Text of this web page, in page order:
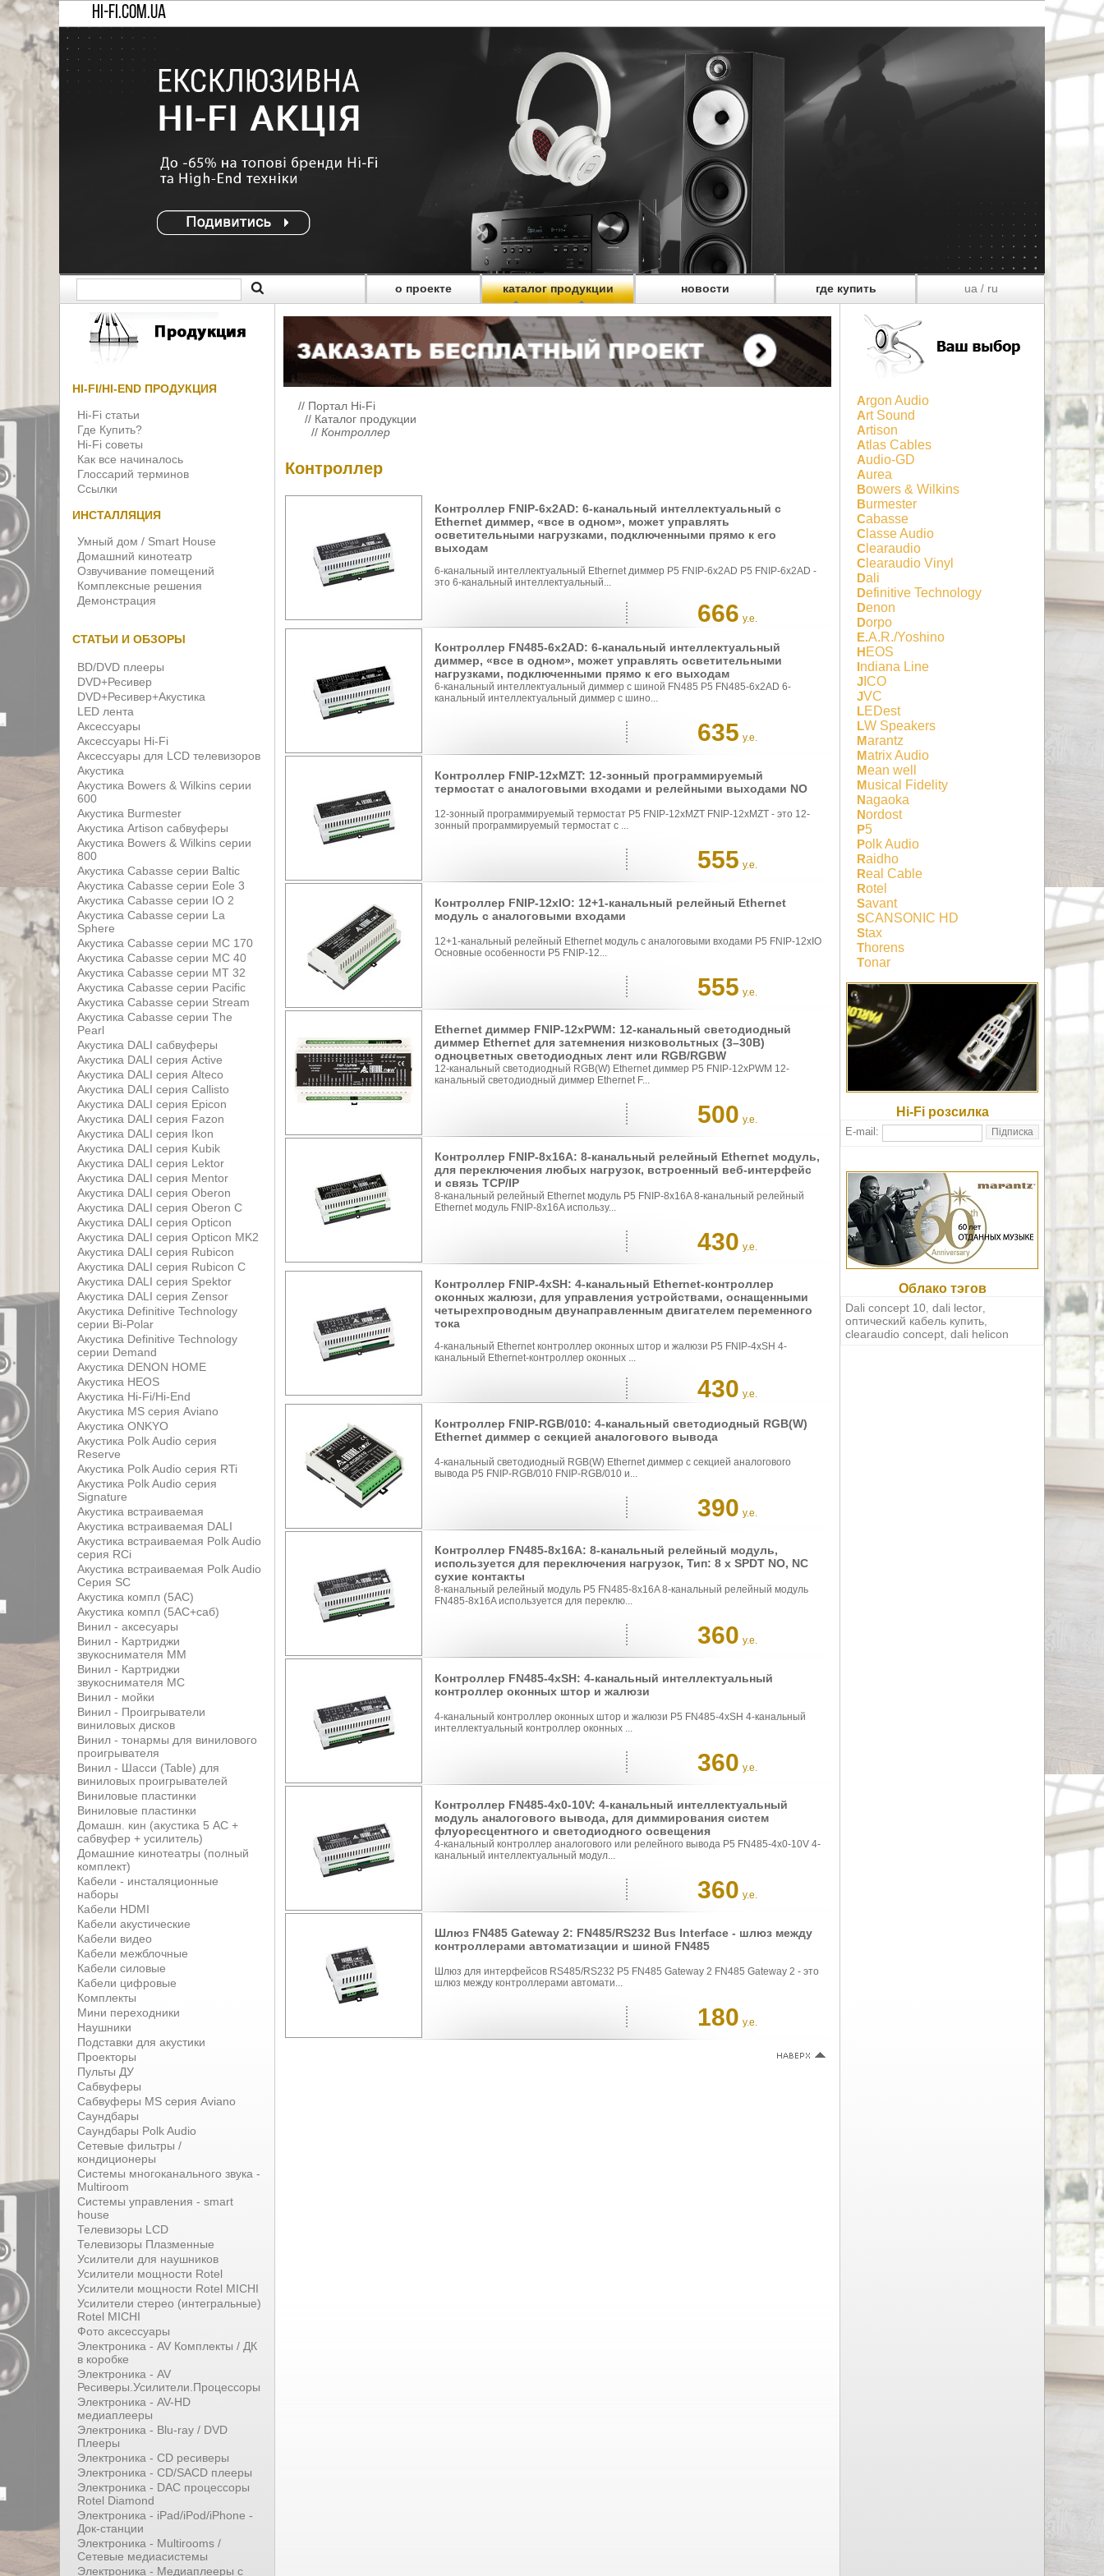
HI-FI.COM.UA
о проекте каталог продукции новости где купить ua/ ru
HI-FI/HI-END ПРОДУКЦИЯ
Hi-Fi статьи
Где Купить?
Hi-Fi советы
Как все начиналось
Глоссарий терминов
Ссылки
ИНСТАЛЛЯЦИЯ
Умный дом / Smart House
Домашний кинотеатр
Озвучивание помещений
Комплексные решения
Демонстрация
СТАТЬИ И ОБЗОРЫ
BD/DVD плееры
DVD+Ресивер
DVD+Ресивер+Акустика
LED лента
Аксессуары
Аксессуары Hi-Fi
Аксессуары для LCD телевизоров
Акустика
Акустика Bowers & Wilkins серии
600
Акустика Burmester
Акустика Artison сабвуферы
Акустика Bowers & Wilkins серии
800
Акустика Cabasse серии Baltic
Акустика Cabasse серии Eole 3
Акустика Cabasse серии IO 2
Акустика Cabasse серии La
Sphere
Акустика Cabasse серии MC 170
Акустика Cabasse серии MC 40
Акустика Cabasse серии MT 32
Акустика Cabasse серии Pacific
Акустика Cabasse серии Stream
Акустика Cabasse серии The
Pearl
Акустика DALI сабвуферы
Акустика DALI серия Active
Акустика DALI серия Alteco
Акустика DALI серия Callisto
Акустика DALI серия Epicon
Акустика DALI серия Fazon
Акустика DALI серия Ikon
Акустика DALI серия Kubik
Акустика DALI серия Lektor
Акустика DALI серия Mentor
Акустика DALI серия Oberon
Акустика DALI серия Oberon С
Акустика DALI серия Opticon
Акустика DALI серия Opticon MK2
Акустика DALI серия Rubicon
Акустика DALI серия Rubicon С
Акустика DALI серия Spektor
Акустика DALI серия Zensor
Акустика Definitive Technology
серии Bi-Polar
Акустика Definitive Technology
серии Demand
Акустика DENON HOME
Акустика HEOS
Акустика Hi-Fi/Hi-End
Акустика MS серия Aviano
Акустика ONKYO
Акустика Polk Audio серия
Reserve
Акустика Polk Audio серия RTi
Акустика Polk Audio серия
Signature
Акустика встраиваемая
Акустика встраиваемая DALI
Акустика встраиваемая Polk Audio
серия RCi
Акустика встраиваемая Polk Audio
Серия SC
Акустика компл (5АС)
Акустика компл (5АС+саб)
Винил - аксесуары
Винил - Картриджи
звукоснимателя MM
Винил - Картриджи
звукоснимателя MС
Винил - мойки
Винил - Проигрыватели
виниловых дисков
Винил - тонармы для винилового
проигрывателя
Винил - Шасси (Table) для
виниловых проигрывателей
Виниловые пластинки
Виниловые пластинки
Домашн. кин (акустика 5 АС +
сабвуфер + усилитель)
Домашние кинотеатры (полный
комплект)
Кабели - инсталяционные
наборы
Кабели HDMI
Кабели акустические
Кабели видео
Кабели межблочные
Кабели силовые
Кабели цифровые
Комплекты
Мини переходники
Наушники
Подставки для акустики
Проекторы
Пульты ДУ
Сабвуферы
Сабвуферы MS серия Aviano
Саундбары
Саундбары Polk Audio
Сетевые фильтры /
кондиционеры
Системы многоканального звука -
Multiroom
Системы управления - smart
house
Телевизоры LCD
Телевизоры Плазменные
Усилители для наушников
Усилители мощности Rotel
Усилители мощности Rotel MICHI
Усилители стерео (интегральные)
Rotel MICHI
Фото аксессуары
Электроника - AV Комплекты / ДК
в коробке
Электроника - AV
Ресиверы.Усилители.Процессоры
Электроника - AV-HD
медиаплееры
Электроника - Blu-ray / DVD
Плееры
Электроника - CD ресиверы
Электроника - CD/SACD плееры
Электроника - DAC процессоры
Rotel Diamond
Электроника - iPad/iPod/iPhone -
Док-станции
Электроника - Multirooms /
Сетевые медиасистемы
Электроника - Медиаплееры с
// Портал Hi-Fi
// Каталог продукции
// Контроллер
Контроллер
Контроллер FNIP-6x2AD: 6-канальный интеллектуальный с
Ethernet диммер, «все в одном», может управлять
осветительными нагрузками, подключенными прямо к его
выходам
6-канальный интеллектуальный Ethernet диммер P5 FNIP-6x2AD P5 FNIP-6x2AD -
это 6-канальный интеллектуальный...
666 у.е.
Контроллер FN485-6x2AD: 6-канальный интеллектуальный
диммер, «все в одном», может управлять осветительными
нагрузками, подключенными прямо к его выходам
6-канальный интеллектуальный диммер с шиной FN485 P5 FN485-6x2AD 6-
канальный интеллектуальный диммер с шино...
635 у.е.
Контроллер FNIP-12xMZT: 12-зонный программируемый
термостат с аналоговыми входами и релейными выходами NO
12-зонный программируемый термостат P5 FNIP-12xMZT FNIP-12xMZT - это 12-
зонный программируемый термостат с ...
555 у.е.
Контроллер FNIP-12xIO: 12+1-канальный релейный Ethernet
модуль с аналоговыми входами
12+1-канальный релейный Ethernet модуль с аналоговыми входами P5 FNIP-12xIO
Основные особенности P5 FNIP-12...
555 у.е.
Ethernet диммер FNIP-12xPWM: 12-канальный светодиодный
диммер Ethernet для затемнения низковольтных (3–30В)
одноцветных светодиодных лент или RGB/RGBW
12-канальный светодиодный RGB(W) Ethernet диммер P5 FNIP-12xPWM 12-
канальный светодиодный диммер Ethernet F...
500 у.е.
Контроллер FNIP-8x16A: 8-канальный релейный Ethernet модуль,
для переключения любых нагрузок, встроенный веб-интерфейс
и связь TCP/IP
8-канальный релейный Ethernet модуль P5 FNIP-8x16A 8-канальный релейный
Ethernet модуль FNIP-8x16A использу...
430 у.е.
Контроллер FNIP-4xSH: 4-канальный Ethernet-контроллер
оконных жалюзи, для управления устройствами, оснащенными
четырехпроводным двунаправленным двигателем переменного
тока
4-канальный Ethernet контроллер оконных штор и жалюзи P5 FNIP-4xSH 4-
канальный Ethernet-контроллер оконных ...
430 у.е.
Контроллер FNIP-RGB/010: 4-канальный светодиодный RGB(W)
Ethernet диммер с секцией аналогового вывода
4-канальный светодиодный RGB(W) Ethernet диммер с секцией аналогового
вывода P5 FNIP-RGB/010 FNIP-RGB/010 и...
390 у.е.
Контроллер FN485-8x16A: 8-канальный релейный модуль,
используется для переключения нагрузок, Тип: 8 x SPDT NO, NC
сухие контакты
8-канальный релейный модуль P5 FN485-8x16A 8-канальный релейный модуль
FN485-8x16A используется для переклю...
360 у.е.
Контроллер FN485-4xSH: 4-канальный интеллектуальный
контроллер оконных штор и жалюзи
4-канальный контроллер оконных штор и жалюзи P5 FN485-4xSH 4-канальный
интеллектуальный контроллер оконных ...
360 у.е.
Контроллер FN485-4x0-10V: 4-канальный интеллектуальный
модуль аналогового вывода, для диммирования систем
флуоресцентного и светодиодного освещения
4-канальный контроллер аналогового или релейного вывода P5 FN485-4x0-10V 4-
канальный интеллектуальный модул...
360 у.е.
Шлюз FN485 Gateway 2: FN485/RS232 Bus Interface - шлюз между
контроллерами автоматизации и шиной FN485
Шлюз для интерфейсов RS485/RS232 P5 FN485 Gateway 2 FN485 Gateway 2 - это
шлюз между контроллерами автомати...
180 у.е.
Argon Audio
Art Sound
Artison
Atlas Cables
Audio-GD
Aurea
Bowers & Wilkins
Burmester
Cabasse
Classe Audio
Clearaudio
Clearaudio Vinyl
Dali
Definitive Technology
Denon
Dorpo
E.A.R./Yoshino
HEOS
Indiana Line
JICO
JVC
LEDest
LW Speakers
Marantz
Matrix Audio
Mean well
Musical Fidelity
Nagaoka
Nordost
P5
Polk Audio
Raidho
Real Cable
Rotel
Savant
SCANSONIC HD
Stax
Thorens
Tonar
Hi-Fi розсилка
E-mail:
Облако тэгов
Dali concept 10 dali lector
оптический кабель купить
clearaudio concept dali helicon